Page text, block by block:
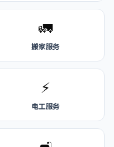
🚛
搬家服务
⚡
电工服务